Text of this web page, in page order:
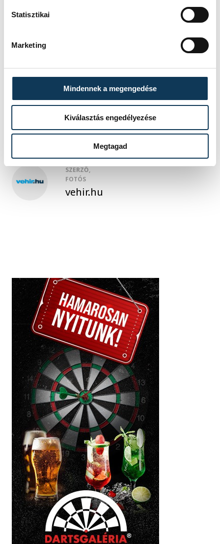
Statisztikai
Marketing
Mindennek a megengedése
Kiválasztás engedélyezése
Megtagad
háttérben segítik az utamat
sport Csonka Anikó felhúzás
SZERZŐ,
FOTÓS
vehir.hu